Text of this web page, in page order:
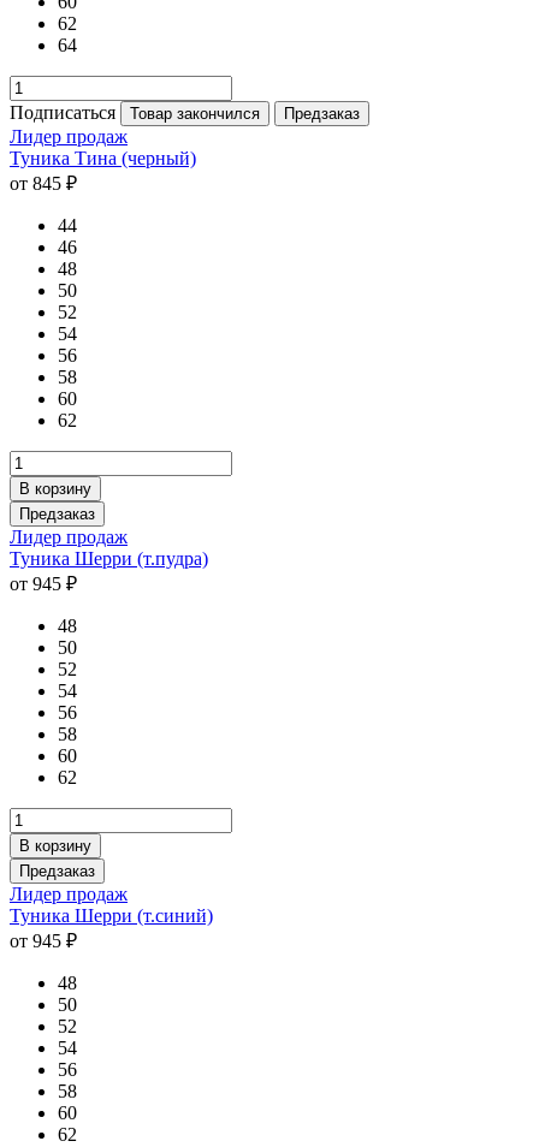
62
64
Подписаться Товар закончился Предзаказ
Лидер продаж
Туника Тина (черный)
от 845 ₽
44
46
48
50
52
54
56
58
60
62
В корзину
Предзаказ
Лидер продаж
Туника Шерри (т.пудра)
от 945 ₽
48
50
52
54
56
58
60
62
В корзину
Предзаказ
Лидер продаж
Туника Шерри (т.синий)
от 945 ₽
48
50
52
54
56
58
60
62